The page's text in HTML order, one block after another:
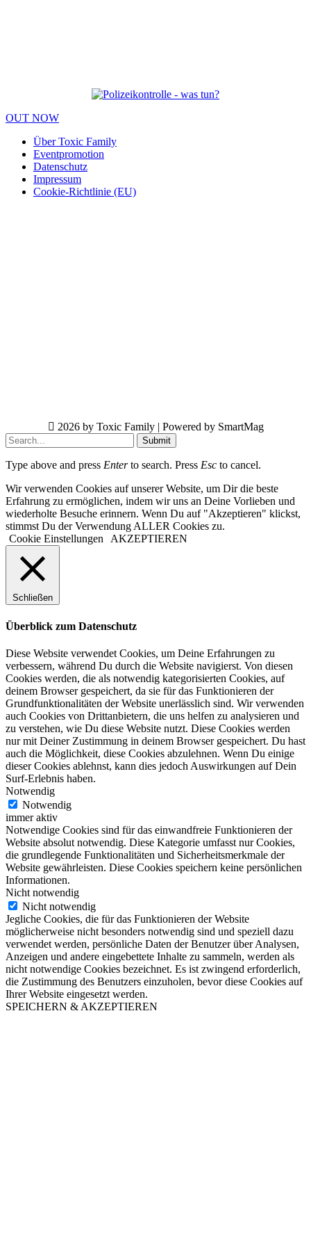
OUT NOW
Über Toxic Family
Eventpromotion
Datenschutz
Impressum
Cookie-Richtlinie (EU)
2026 by Toxic Family | Powered by SmartMag
Submit
Type above and press Enterto search. Press Esc to cancel.
Wir verwenden Cookies auf unserer Website, um Dir die beste
Erfahrung zu ermöglichen, indem wir uns an Deine Vorlieben und
wiederholte Besuche erinnern. Wenn Du auf "Akzeptieren" klickst,
stimmst Du der Verwendung ALLER Cookies zu.
Cookie Einstellungen AKZEPTIEREN
Schließen
Überblick zum Datenschutz
Diese Website verwendet Cookies, um Deine Erfahrungen zu
verbessern, während Du durch die Website navigierst. Von diesen
Cookies werden, die als notwendig kategorisierten Cookies, auf
deinem Browser gespeichert, da sie für das Funktionieren der
Grundfunktionalitäten der Website unerlässlich sind. Wir verwenden
auch Cookies von Drittanbietern, die uns helfen zu analysieren und
zu verstehen, wie Du diese Website nutzt. Diese Cookies werden
nur mit Deiner Zustimmung in deinem Browser gespeichert. Du hast
auch die Möglichkeit, diese Cookies abzulehnen. Wenn Du einige
dieser Cookies ablehnst, kann dies jedoch Auswirkungen auf Dein
Surf-Erlebnis haben.
Notwendig
Notwendig
immer aktiv
Notwendige Cookies sind für das einwandfreie Funktionieren der
Website absolut notwendig. Diese Kategorie umfasst nur Cookies,
die grundlegende Funktionalitäten und Sicherheitsmerkmale der
Website gewährleisten. Diese Cookies speichern keine persönlichen
Informationen.
Nicht notwendig
Nicht notwendig
Jegliche Cookies, die für das Funktionieren der Website
möglicherweise nicht besonders notwendig sind und speziell dazu
verwendet werden, persönliche Daten der Benutzer über Analysen,
Anzeigen und andere eingebettete Inhalte zu sammeln, werden als
nicht notwendige Cookies bezeichnet. Es ist zwingend erforderlich,
die Zustimmung des Benutzers einzuholen, bevor diese Cookies auf
Ihrer Website eingesetzt werden.
SPEICHERN & AKZEPTIEREN